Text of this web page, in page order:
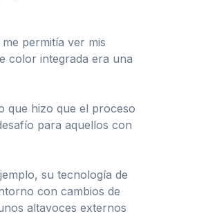
permitía ver mis
color integrada era una
que hizo que el proceso
para aquellos con
su tecnología de
con cambios de
altavoces externos